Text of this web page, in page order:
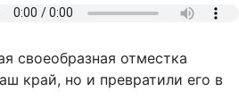
своеобразная отместка
край, но и превратили его в